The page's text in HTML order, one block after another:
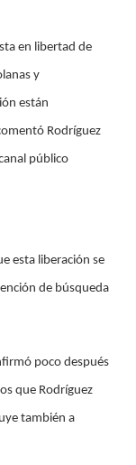
en libertad de
y
están
Rodríguez
público
esta liberación se
de búsqueda
poco después
que Rodríguez
también a